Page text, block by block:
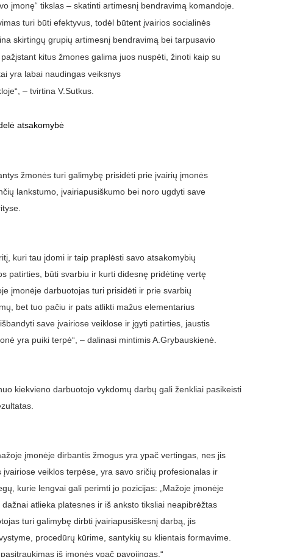
įmonę“ tikslas – skatinti artimesnį bendravimą komandoje.
turi būti efektyvus, todėl būtent įvairios socialinės
skirtingų grupių artimesnį bendravimą bei tarpusavio
kitus žmones galima juos nuspėti, žinoti kaip su
yra labai naudingas veiksnys
– tvirtina V.Sutkus.
atsakomybė
žmonės turi galimybę prisidėti prie įvairių įmonės
lankstumo, įvairiapusiškumo bei noro ugdyti save
kuri tau įdomi ir taip praplėsti savo atsakomybių
patirties, būti svarbiu ir kurti didesnę pridėtinę vertę
įmonėje darbuotojas turi prisidėti ir prie svarbių
bet tuo pačiu ir pats atlikti mažus elementarius
save įvairiose veiklose ir įgyti patirties, jaustis
yra puiki terpė“, – dalinasi mintimis A.Grybauskienė.
kiekvieno darbuotojo vykdomų darbų gali ženkliai pasikeisti
įmonėje dirbantis žmogus yra ypač vertingas, nes jis
įvairiose veiklos terpėse, yra savo sričių profesionalas ir
kurie lengvai gali perimti jo pozicijas: „Mažoje įmonėje
atlieka platesnes ir iš anksto tiksliai neapibrėžtas
turi galimybę dirbti įvairiapusiškesnį darbą, jis
procedūrų kūrime, santykių su klientais formavime.
iš įmonės ypač pavojingas.“